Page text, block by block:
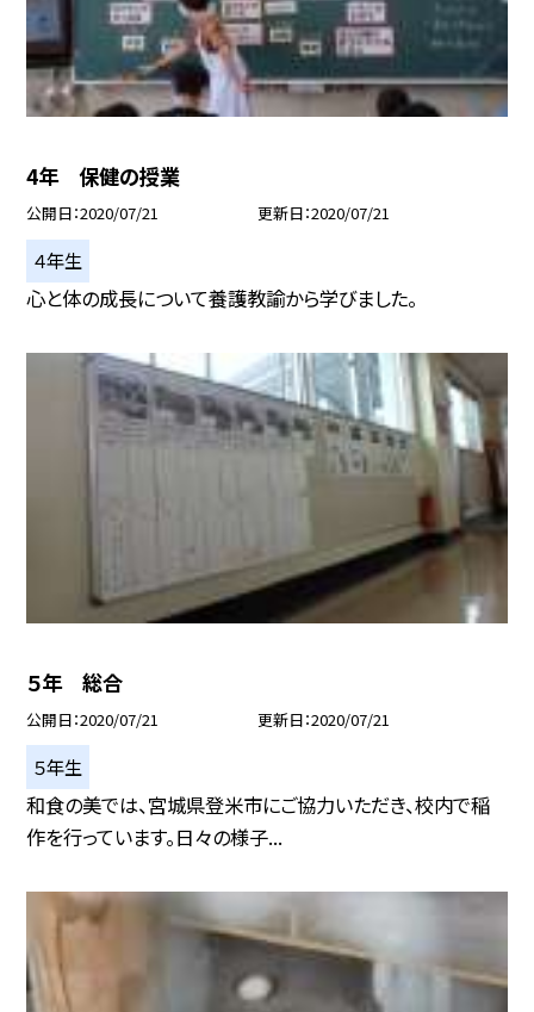
4年 保健の授業
公開日 2020/07/21 更新日 2020/07/21
４年生
心と体の成長について養護教諭から学びました。
５年 総合
公開日 2020/07/21 更新日 2020/07/21
５年生
和食の美では、宮城県登米市にご協力いただき、校内で稲
作を行っています。日々の様子...